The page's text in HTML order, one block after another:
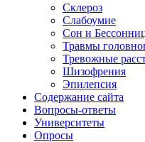
Склероз
Слабоумие
Сон и
Травмы
Тревожные
Шизофрения
Эпилепсия
Содержание сайта
Вопросы-ответы
Университеты
Опросы